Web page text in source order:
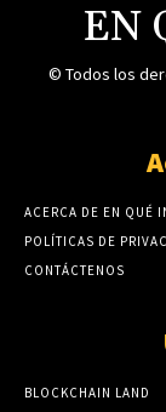
EN
© Todos los
ACERCA DE EN QUÉ
POLÍTICAS DE
CONTÁCTENOS
BLOCKCHAIN LAND